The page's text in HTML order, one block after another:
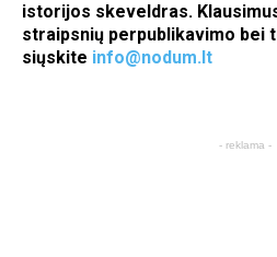
istorijos skeveldras.
straipsnių perpublikavimo bei
siųskite info@nodum.lt
- reklama -